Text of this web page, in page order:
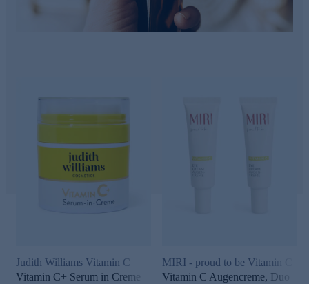
Judith Williams Vitamin C
Vitamin C+ Serum in Creme
MIRI - proud to be Vitamin C
Vitamin C Augencreme, Duo